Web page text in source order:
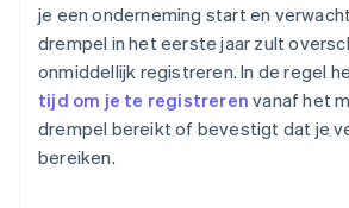
je een onderneming start en
drempel in het eerste jaar zult
onmiddellijk registreren. In de regel
tijd om je te registreren vanaf het
drempel bereikt of bevestigt dat je
bereiken.